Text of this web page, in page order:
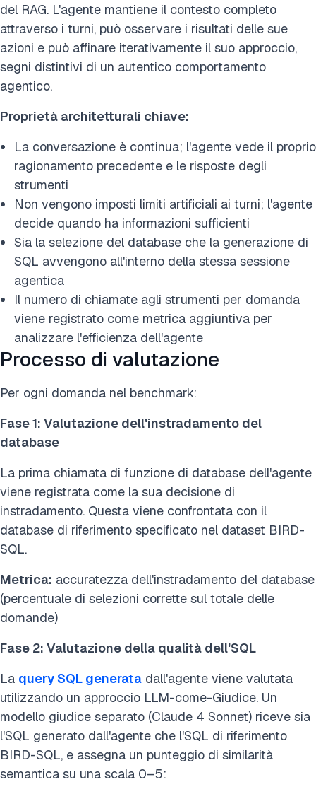
del RAG. L'agente mantiene il contesto completo
attraverso i turni, può osservare i risultati delle sue
azioni e può affinare iterativamente il suo approccio,
segni distintivi di un autentico comportamento
agentico.
Proprietà architetturali chiave:
La conversazione è continua; l'agente vede il proprio
ragionamento precedente e le risposte degli
strumenti
Non vengono imposti limiti artificiali ai turni; l'agente
decide quando ha informazioni sufficienti
Sia la selezione del database che la generazione di
SQL avvengono all'interno della stessa sessione
agentica
Il numero di chiamate agli strumenti per domanda
viene registrato come metrica aggiuntiva per
analizzare l'efficienza dell'agente
Processo di valutazione
Per ogni domanda nel benchmark:
Fase 1: Valutazione dell'instradamento del
database
La prima chiamata di funzione di database dell'agente
viene registrata come la sua decisione di
instradamento. Questa viene confrontata con il
database di riferimento specificato nel dataset BIRD-
SQL.
Metrica: accuratezza dell'instradamento del database
(percentuale di selezioni corrette sul totale delle
domande)
Fase 2: Valutazione della qualità dell'SQL
La query SQL generata dall'agente viene valutata
utilizzando un approccio LLM-come-Giudice. Un
modello giudice separato (Claude 4 Sonnet) riceve sia
l'SQL generato dall'agente che l'SQL di riferimento
BIRD-SQL, e assegna un punteggio di similarità
semantica su una scala 0–5: